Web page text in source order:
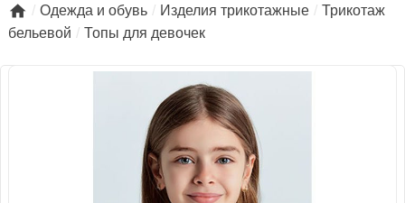
 Одежда и обувь Изделия трикотажные
Трикотаж
бельевой
Топы для девочек